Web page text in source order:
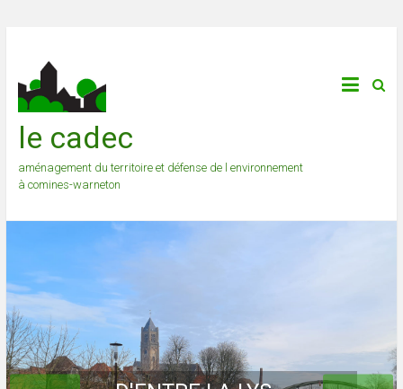
le cadec
aménagement du territoire et défense de l environnement
à comines-warneton